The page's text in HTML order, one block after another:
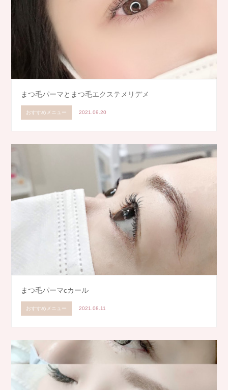
まつ毛パーマとまつ毛エクステメリデメ
おすすめメニュー 2021.09.20
まつ毛パーマcカール
おすすめメニュー 2021.08.11